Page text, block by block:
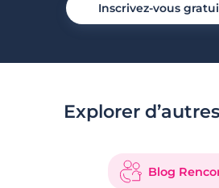
Inscrivez-vous
Explorer
Blog